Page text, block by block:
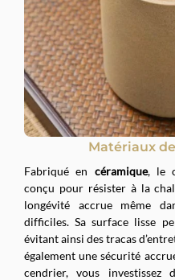
Matériaux
Fabriqué en céramique, le
conçu pour résister à la
longévité accrue même
difficiles. Sa surface lisse
évitant ainsi des tracas
également une sécurité
cendrier, vous